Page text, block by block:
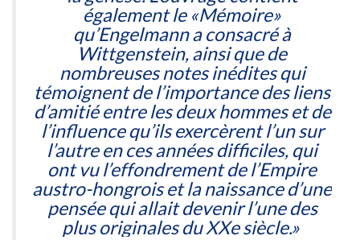
également le «Mémoire»
qu’Engelmann a consacré à
Wittgenstein, ainsi que de
nombreuses notes inédites qui
témoignent de l’importance des liens
d’amitié entre les deux hommes et de
l’influence qu’ils exercèrent l’un sur
l’autre en ces années difficiles, qui
ont vu l’effondrement de l’Empire
austro-hongrois et la naissance d’une
pensée qui allait devenir l’une des
plus originales du XXe siècle.»